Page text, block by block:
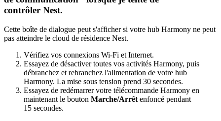
contrôler Nest.
Cette boîte de dialogue peut s'afficher si votre hub Harmony ne peut
pas atteindre le cloud de résidence Nest.
Vérifiez vos connexions Wi-Fi et Internet.
Essayez de désactiver toutes vos activités Harmony, puis
débranchez et rebranchez l'alimentation de votre hub
Harmony. La mise sous tension prend 30 secondes.
Essayez de redémarrer votre télécommande Harmony en
maintenant le bouton Marche/Arrêt enfoncé pendant
15 secondes.